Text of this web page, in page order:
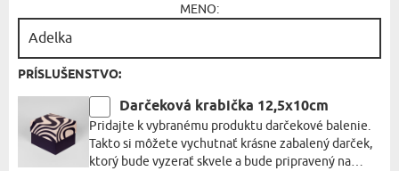
MENO:
PRÍSLUŠENSTVO:
Darčeková krabička 12,5x10cm
Pridajte k vybranému produktu darčekové balenie.
Takto si môžete vychutnať krásne zabalený darček,
ktorý bude vyzerať skvele a bude pripravený na